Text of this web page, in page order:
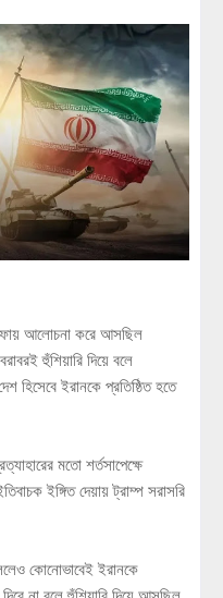
আলোচনা করে আসছিল
হুঁশিয়ারি দিয়ে বলে
হিসেবে ইরানকে প্রতিষ্ঠিত হতে
মতো শর্তসাপেক্ষে
ইঙ্গিত দেয়ায় ট্রাম্প সরাসরি
কোনোভাবেই ইরানকে